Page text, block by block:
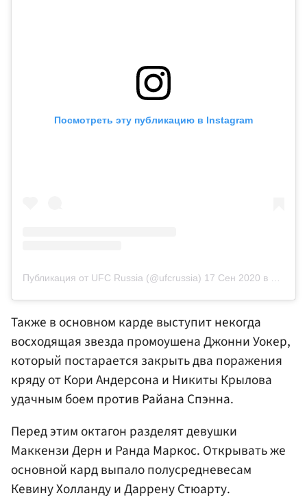
Посмотреть эту публикацию в Instagram
Публикация от UFC Russia (@ufcrussia) 17 Сен 2020 в 3:10 PDT
Также в основном карде выступит некогда
восходящая звезда промоушенаДжонни Уокер,
который постарается закрыть два поражения
кряду отКори Андерсона и Никиты Крылова
удачным боем против Райана Спэнна.
Перед этим октагон разделят девушки
Маккензи Дерн и Ранда Маркос. Открывать же
основной кард выпало полусредневесам
Кевину Холланду и Даррену Стюарту.